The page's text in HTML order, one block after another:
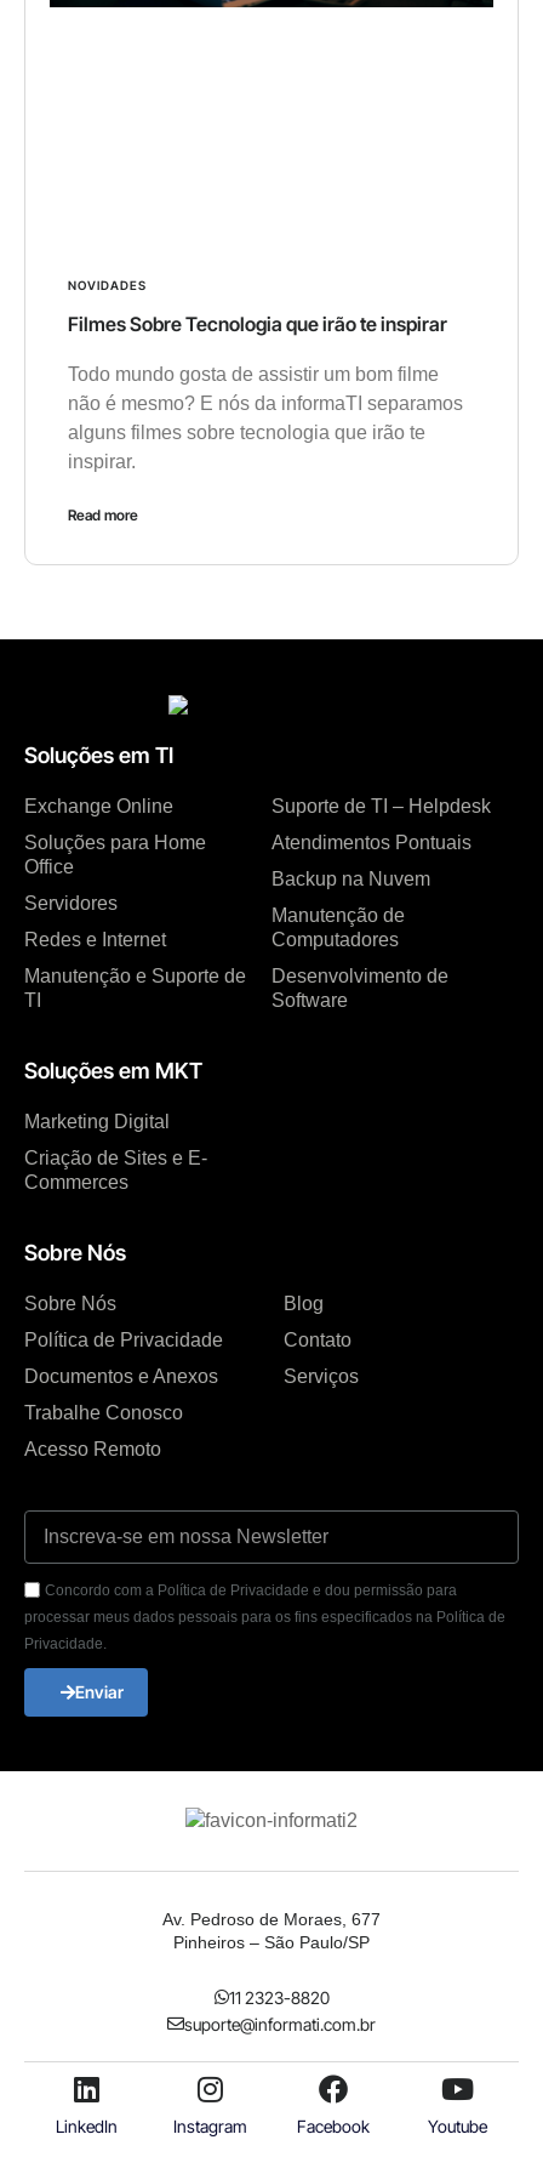
NOVIDADES
Filmes Sobre Tecnologia que irão te inspirar
Todo mundo gosta de assistir um bom filme
não é mesmo? E nós da informaTI separamos
alguns filmes sobre tecnologia que irão te
inspirar.
Read more
Soluções em TI
Exchange Online
Soluções para Home
Office
Servidores
Redes e Internet
Manutenção e Suporte de
TI
Suporte de TI – Helpdesk
Atendimentos Pontuais
Backup na Nuvem
Manutenção de
Computadores
Desenvolvimento de
Software
Soluções em MKT
Marketing Digital
Criação de Sites e E-
Commerces
Sobre Nós
Sobre Nós
Política de Privacidade
Documentos e Anexos
Trabalhe Conosco
Acesso Remoto
Blog
Contato
Serviços
Concordo com a Política de Privacidade e dou permissão para
processar meus dados pessoais para os fins especificados na Política de
Privacidade.
Enviar
Av. Pedroso de Moraes, 677
Pinheiros – São Paulo/SP
11 2323-8820
suporte@informati.com.br
LinkedIn Instagram Facebook Youtube